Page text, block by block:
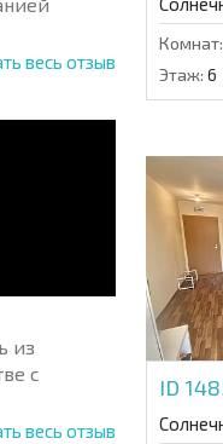
весь отзыв
из
с
весь отзыв
Комнат:
Этаж: 6
ID